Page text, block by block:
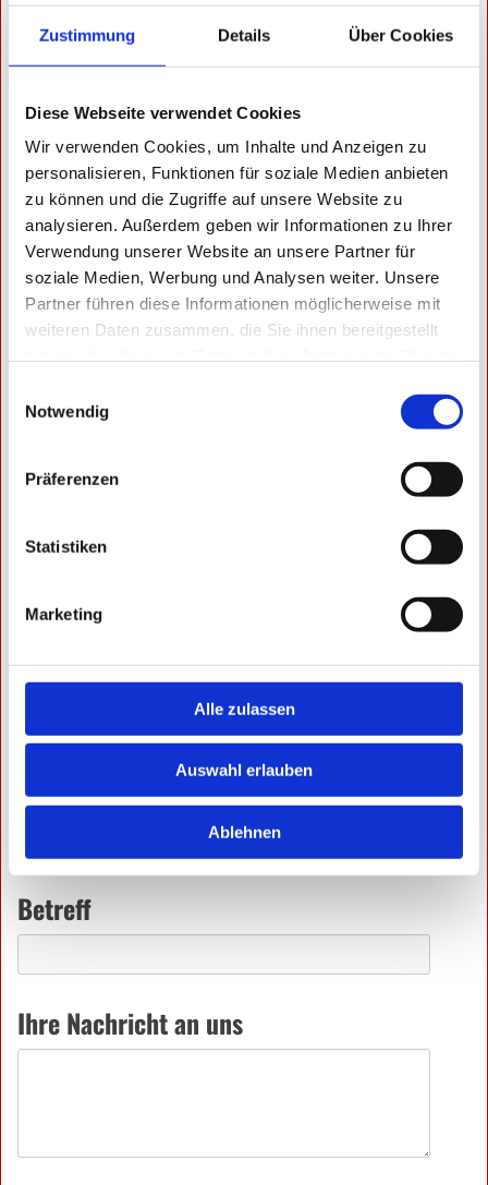
Zustimmung Details Über Cookies
Diese Webseite verwendet Cookies
Wir verwenden Cookies, um Inhalte und Anzeigen zu
personalisieren, Funktionen für soziale Medien anbieten
zu können und die Zugriffe auf unsere Website zu
analysieren. Außerdem geben wir Informationen zu Ihrer
Verwendung unserer Website an unsere Partner für
soziale Medien, Werbung und Analysen weiter. Unsere
Partner führen diese Informationen möglicherweise mit
weiteren Daten zusammen, die Sie ihnen bereitgestellt
Notwendig
Präferenzen
Statistiken
Marketing
Alle zulassen
Auswahl erlauben
Ablehnen
Telefon:037295 740 014
Mobil:0179 944 85 95
E-Mail:info@getriebetechnik-sachsen.de
Vor- & Nachname*
Telefonnummer*
E-Mail
Betreff
Ihre Nachricht an uns